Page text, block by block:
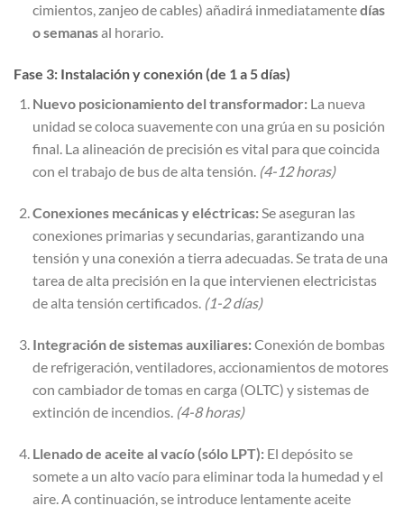
cimientos, zanjeo de cables) añadirá inmediatamentedías
o semanasal horario.
Fase 3: Instalación y conexión (de 1 a 5 días)
Nuevo posicionamiento del transformador:La nueva
unidad se coloca suavemente con una grúa en su posición
final. La alineación de precisión es vital para que coincida
con el trabajo de bus de alta tensión. (4-12 horas)
Conexiones mecánicas y eléctricas:Se aseguran las
conexiones primarias y secundarias, garantizando una
tensión y una conexión a tierra adecuadas. Se trata de una
tarea de alta precisión en la que intervienen electricistas
de alta tensión certificados. (1-2 días)
Integración de sistemas auxiliares:Conexión de bombas
de refrigeración, ventiladores, accionamientos de motores
con cambiador de tomas en carga (OLTC) y sistemas de
extinción de incendios. (4-8 horas)
Llenado de aceite al vacío (sólo LPT):El depósito se
somete a un alto vacío para eliminar toda la humedad y el
aire. A continuación, se introduce lentamente aceite